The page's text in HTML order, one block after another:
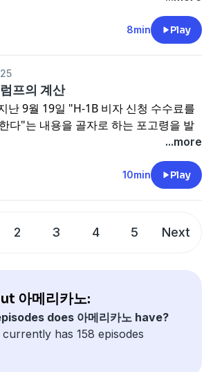
초되면 우리는 어떻게 해야 할까?'에 관
데요, 특히 우리 정부는 '모든 걸 원점에
상할 수 있다'는 자세로 진짜 국익에 부
내기 위해 철저히 대책을 세워둬야 합니
다시 관련 소식을 전하겠습니다. 그때
편과 이 팟캐스트 에피소드가 사안을 이
으로 많이
온 편지
수 있습니다.
은 첫 단락 5분 분량만 올려둡니다.서
온 편지
를 구독해주시면, 모든 에피소
수 있습니다.
, 어떻게 이 식당들을 엄선했는지 설명하
연휴를 맞아 "음식 비평의 세계"와 함
맛집들에 관해 이야기 나눠봤습니다.
온 편지
수 있습니다.
8min Play
프의 계산
난 9월 19일 "H-1B 비자 신청 수수료를
다"는 내용을 골자로 하는 포고령을 발
인상률은 터무니없는, 트럼프다운 급작
, H-1B 비자 제도는 실제로 원래 취지와
있었습니다.
압적인 정책은 기존에 만연한 아웃소싱,
히려 기업들의 해외 이전을 부추겨 실제
게 도움이 될지는 미지수입니다.
있습니다.
...more
10min Play
2 3 4 5 Next
아메리카노:
does 아메리카노 have?
has 158 episodes